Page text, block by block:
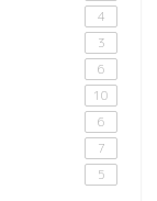
4
3
6
10
6
7
5